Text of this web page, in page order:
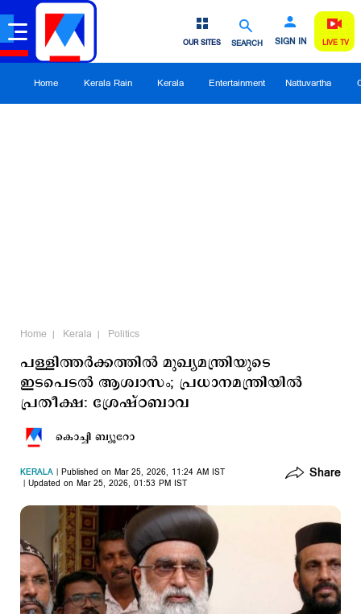
SEARCH SIGN IN
OUR SITES LIVE TV
Home Kerala Rain Kerala Entertainment Nattuvartha
Home Kerala Politics
പള്ളിത്തര്‍ക്കത്തില്‍ മുഖ്യമന്ത്രിയുടെ
ഇടപെടല്‍ ആശ്വാസം; പ്രധാനമന്ത്രിയില്‍
പ്രതീക്ഷ: ശ്രേഷ്ഠബാവ
കൊച്ചി ബ്യൂറോ
KERALA
Published on Mar 25, 2026, 11:24 AM IST
Updated on Mar 25, 2026, 01:53 PM IST
Share